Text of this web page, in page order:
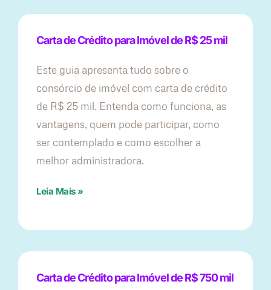
Carta de Crédito para Imóvel de R$ 25 mil
Este guia apresenta tudo sobre o
consórcio de imóvel com carta de crédito
de R$ 25 mil. Entenda como funciona, as
vantagens, quem pode participar, como
ser contemplado e como escolher a
melhor administradora.
Leia Mais »
Carta de Crédito para Imóvel de R$ 750 mil